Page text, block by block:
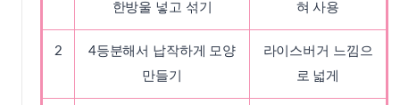
한방울 넣고 섞기
혀 사용
2
4등분해서 납작하게 모양
만들기
라이스버거 느낌으
로 넓게